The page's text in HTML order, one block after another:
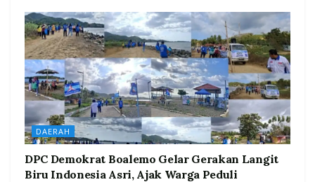
DAERAH
DPC Demokrat Boalemo Gelar Gerakan Langit
Biru Indonesia Asri, Ajak Warga Peduli